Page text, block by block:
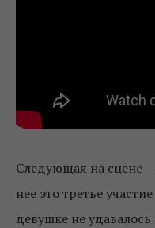
Следующая на сцене –
нее это третье
девушке не